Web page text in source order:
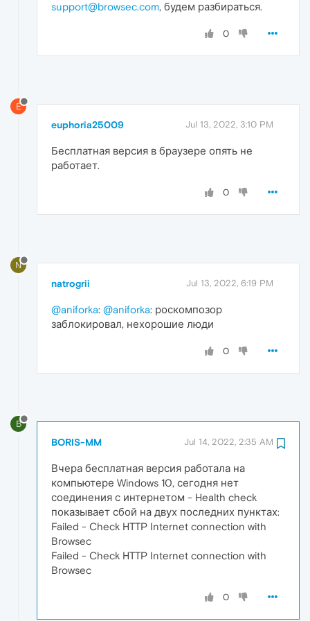
support@browsec.com, будем разбираться.
0
E
euphoria25009 Jul 13, 2022, 3:10 PM
Бесплатная версия в браузере опять не
работает.
0
N
natrogrii Jul 13, 2022, 6:19 PM
@aniforka: @aniforka: роскомпозор
заблокировал, нехорошие люди
0
B
BORIS-MM Jul 14, 2022, 2:35 AM
Вчера бесплатная версия работала на
компьютере Windows 10, сегодня нет
соединения с интернетом - Health check
показывает сбой на двух последних пунктах:
Failed - Check HTTP Internet connection with
Browsec
Failed - Check HTTP Internet connection with
Browsec
0